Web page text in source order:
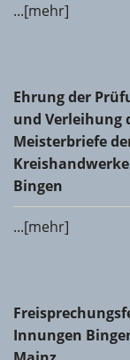
...[mehr]
gewählt
Ehrung der
Meisterbriefe
Ehrung der
und Verleihung
Meisterbriefe
Bingen
...[mehr]
Dralle zum
Innungen